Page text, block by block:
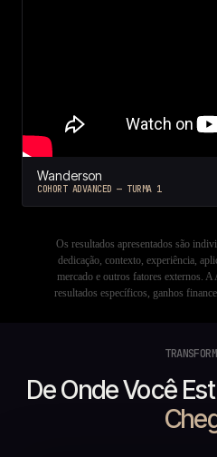
Wanderson
COHORT ADVANCED — TURMA 1
Os resultados apresentados são
dedicação, contexto, experiência,
mercado e outros fatores externos. A
resultados específicos, ganhos
De Onde Você